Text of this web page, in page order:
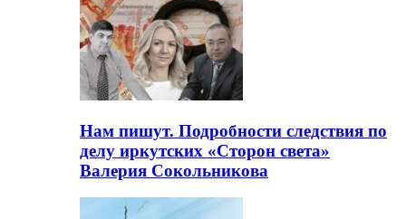
Нам пишут. Подробности следствия по
делу иркутских «Сторон света»
Валерия Сокольникова